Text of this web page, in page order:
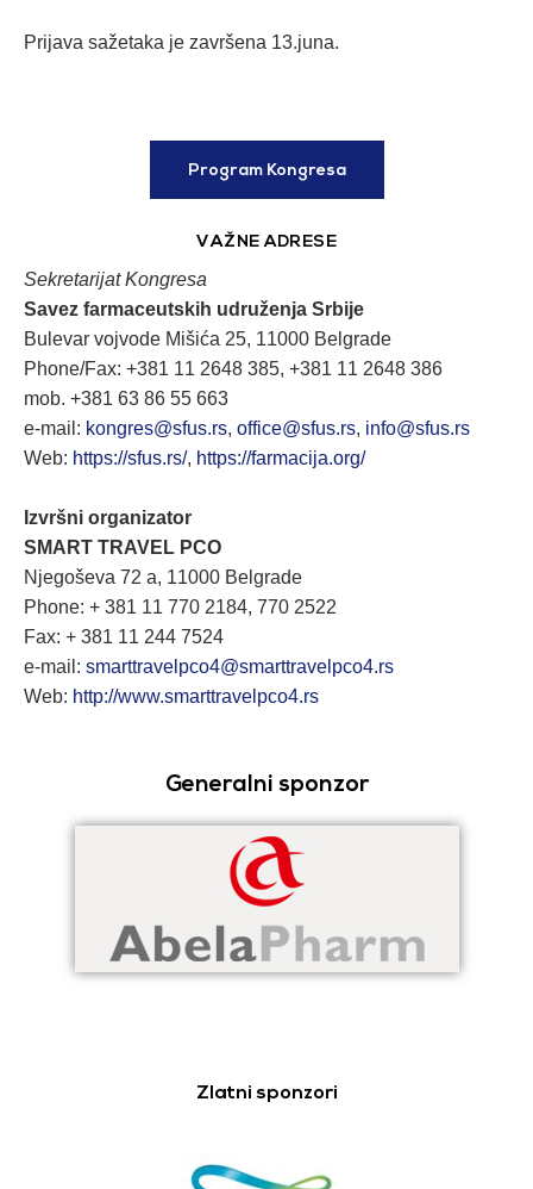
Prijava sažetaka je završena 13.juna.
Program Kongresa
VAŽNE ADRESE
Sekretarijat Kongresa
Savez farmaceutskih udruženja Srbije
Bulevar vojvode Mišića 25, 11000 Belgrade
Phone/Fax: +381 11 2648 385, +381 11 2648 386
mob. +381 63 86 55 663
e-mail: kongres@sfus.rs, office@sfus.rs, info@sfus.rs
Web: https://sfus.rs/, https://farmacija.org/
Izvršni organizator
SMART TRAVEL PCO
Njegoševa 72 a, 11000 Belgrade
Phone: + 381 11 770 2184, 770 2522
Fax: + 381 11 244 7524
e-mail: smarttravelpco4@smarttravelpco4.rs
Web: http://www.smarttravelpco4.rs
Generalni sponzor
Zlatni sponzori